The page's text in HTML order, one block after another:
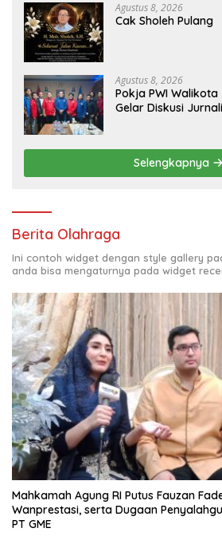
Agustus 8, 2026
Cak Sholeh Pulang
Agustus 8, 2026
Pokja PWI
Gelar Diskusi
Selengkapnya
Berita Olahraga
Ini contoh widget dengan style gallery
anda bisa mengaturnya pada widget
Mahkamah Agung RI Putus Fauzan
Wanprestasi, serta Dugaan
PT GME